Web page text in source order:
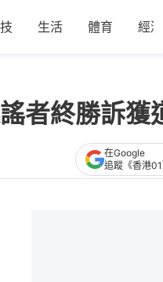
生活 體育 經濟
者終勝訴獲
在Google
追蹤《香港01